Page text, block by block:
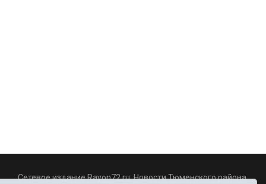
Сетевое издание Rayon72.ru. Новости Тюменского района.